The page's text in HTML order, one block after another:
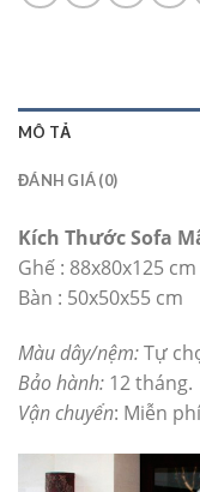
MÔ TẢ
ĐÁNH GIÁ (0)
Kích Thước Sofa
Ghế : 88x80x125 cm
Bàn : 50x50x55 cm
Màu dây/nệm:Tự
Bảo hành: 12 tháng.
Vận chuyển: Miễn